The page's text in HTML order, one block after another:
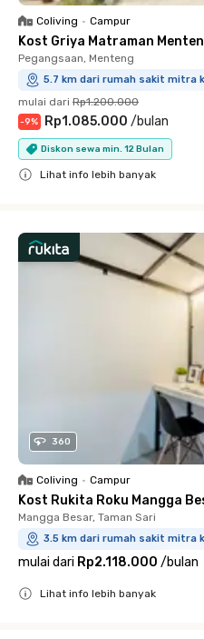
Coliving • Campur
Kost Griya Matraman
Pegangsaan, Menteng
5.7 km dari rumah sakit mitra
mulai dari Rp1.200.000
-9% Rp1.085.000 /bulan
Diskon sewa min. 12 Bulan
Lihat info lebih banyak
360
Coliving • Campur
Kost Rukita Roku Mangga
Mangga Besar, Taman Sari
3.5 km dari rumah sakit mitra
mulai dari Rp2.118.000 /bulan
Lihat info lebih banyak